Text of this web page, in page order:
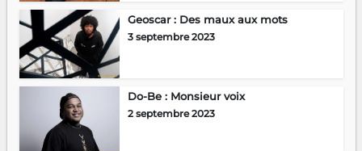
Geoscar : Des maux aux mots
3 septembre 2023
Do-Be : Monsieur voix
2 septembre 2023